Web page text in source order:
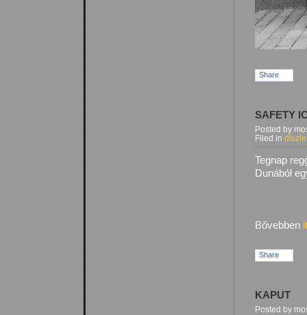
Share
SAFETY
Posted by
Filed in
Tegnap
Dunából
Bővebben
Share
KAPUT
Posted by